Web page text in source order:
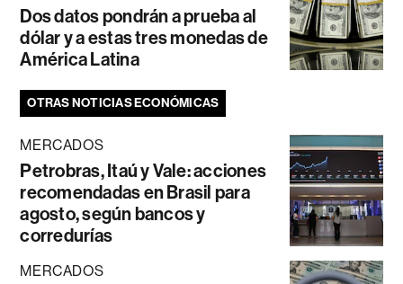
Dos datos pondrán a prueba al
dólar y a estas tres monedas de
América Latina
OTRAS NOTICIAS ECONÓMICAS
MERCADOS
Petrobras, Itaú y Vale: acciones
recomendadas en Brasil para
agosto, según bancos y
corredurías
MERCADOS